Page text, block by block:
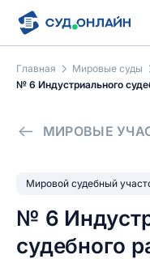
Главная Мировые суды
№ 6 Индустриального
МИРОВЫЕ
Мировой судебный
№ 6
судебного